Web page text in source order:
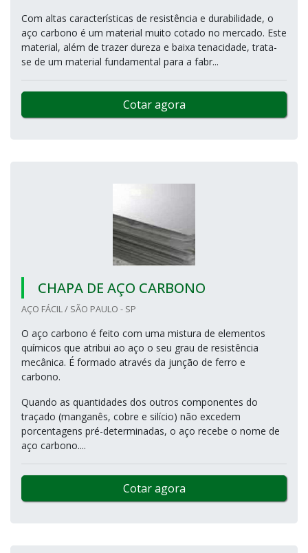
Com altas características de resistência e durabilidade, o
aço carbono é um material muito cotado no mercado. Este
material, além de trazer dureza e baixa tenacidade, trata-
se de um material fundamental para a fabr...
Cotar agora
CHAPA DE AÇO CARBONO
AÇO FÁCIL / SÃO PAULO - SP
O aço carbono é feito com uma mistura de elementos
químicos que atribui ao aço o seu grau de resistência
mecânica. É formado através da junção de ferro e
carbono.
Quando as quantidades dos outros componentes do
traçado (manganês, cobre e silício) não excedem
porcentagens pré-determinadas, o aço recebe o nome de
aço carbono....
Cotar agora